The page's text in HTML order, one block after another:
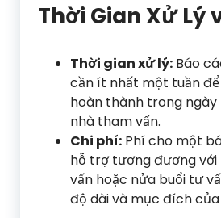
Thời Gian Xử Lý
Thời gian xử lý: Báo
cần ít nhất một tuần
hoàn thành trong ngày
nhà tham vấn.
Chi phí: Phí cho một
hỗ trợ tương đương
vấn hoặc nửa buổi tư
độ dài và mục đích của